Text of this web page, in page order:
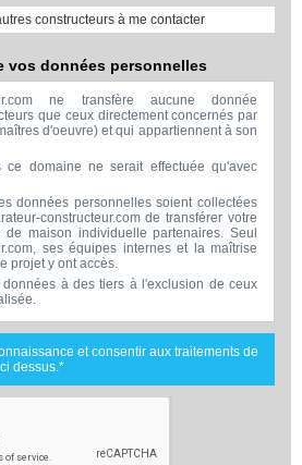
constructeurs à me contacter
vos données personnelles
ne transfère aucune donnée
que ceux directement concernés par
d'oeuvre) et qui appartiennent à son
ce domaine ne serait effectuée qu'avec
données personnelles soient collectées
constructeur.com de transférer votre
de maison individuelle partenaires. Seul
ses équipes internes et la maîtrise
projet y ont accès.
à des tiers à l'exclusion de ceux
seront uniquement utilisées par
et la maîtrise d'ouvrage concernée
de la qualification et du suivi de mon
pendant une durée de 18 mois
contacts effectifs entre comparateur-
ou comparateur-constructeur.com et un
en rapport avec ce projet et qui
constructeur sur ce projet.
et consentir aux traitements de
dessus.*